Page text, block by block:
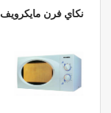
نكاي فرن مايكرويف 23لتر